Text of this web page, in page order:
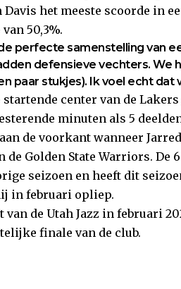
het meeste scoorde in
50,3%.
perfecte samenstelling van
defensieve vechters. We
paar stukjes). Ik voel echt dat
center van de
minuten als 5
de voorkant wanneer
Golden State Warriors. De
seizoen en heeft dit
in februari opliep.
de Utah Jazz in februari
finale van de club.